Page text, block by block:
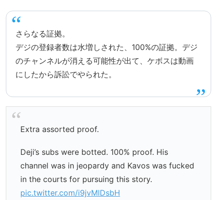
さらなる証拠。
デジの登録者数は水増しされた、100%の証拠。デジ
のチャンネルが消える可能性が出て、ケボスは動画
にしたから訴訟でやられた。
Extra assorted proof.
Deji’s subs were botted. 100% proof. His
channel was in jeopardy and Kavos was fucked
in the courts for pursuing this story.
pic.twitter.com/i9jvMlDsbH